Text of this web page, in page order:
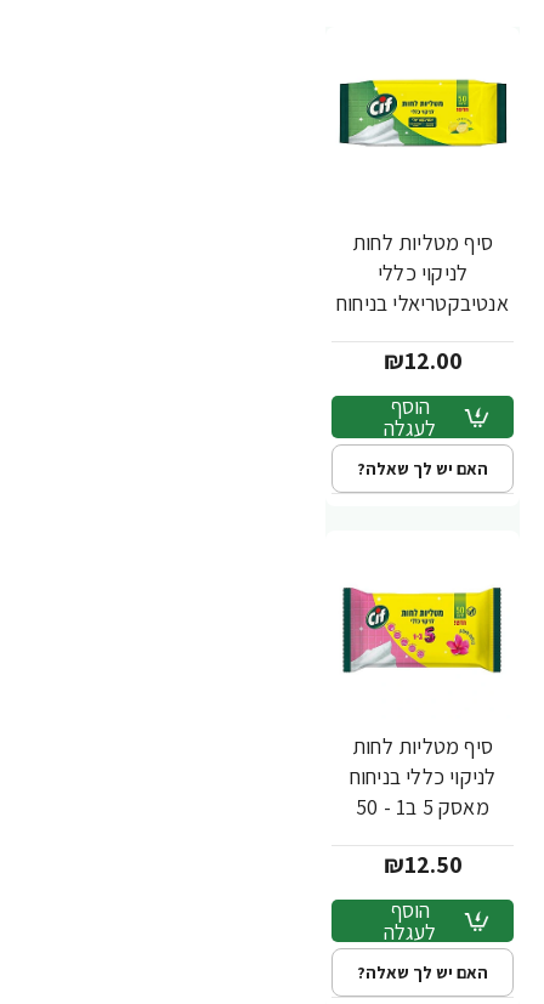
סיף מטליות לחות
לניקוי כללי
אנטיבקטריאלי בניחוח
- מבית CIF
₪12.00
הוסף
לעגלה
האם יש לך שאלה?
סיף מטליות לחות
לניקוי כללי בניחוח
מאסק 5 ב1 - 50
₪12.50
הוסף
לעגלה
האם יש לך שאלה?